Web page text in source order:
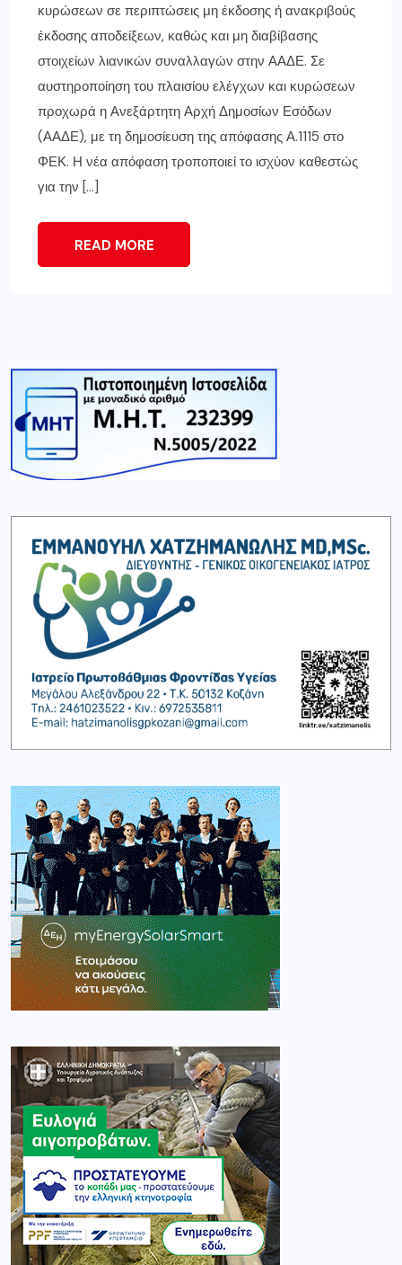
κυρώσεων σε περιπτώσεις μη έκδοσης ή ανακριβούς
έκδοσης αποδείξεων, καθώς και μη διαβίβασης
στοιχείων λιανικών συναλλαγών στην ΑΑΔΕ. Σε
αυστηροποίηση του πλαισίου ελέγχων και κυρώσεων
προχωρά η Ανεξάρτητη Αρχή Δημοσίων Εσόδων
(ΑΑΔΕ), με τη δημοσίευση της απόφασης Α.1115 στο
ΦΕΚ. Η νέα απόφαση τροποποιεί το ισχύον καθεστώς
για την […]
READ MORE